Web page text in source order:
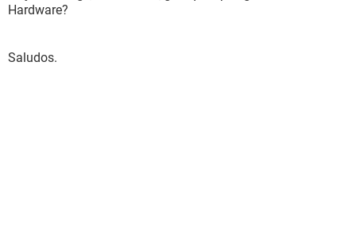
Hardware?
Saludos.